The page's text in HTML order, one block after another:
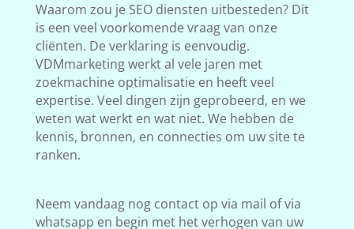
Waarom zou je SEO diensten uitbesteden? Dit
is een veel voorkomende vraag van onze
cliënten. De verklaring is eenvoudig.
VDMmarketing werkt al vele jaren met
zoekmachine optimalisatie en heeft veel
expertise. Veel dingen zijn geprobeerd, en we
weten wat werkt en wat niet. We hebben de
kennis, bronnen, en connecties om uw site te
ranken.
Neem vandaag nog contact op via mail of via
whatsapp en begin met het verhogen van uw